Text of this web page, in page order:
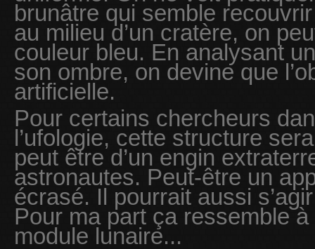
brunâtre qui semble
au milieu d’un cratère, on
couleur bleu. En analysant
son ombre, on devine que
artificielle.
Pour certains chercheurs
l’ufologie, cette structure
peut être d’un engin
astronautes. Peut-être un
écrasé. Il pourrait aussi
Pour ma part ça ressemble
module lunaire...